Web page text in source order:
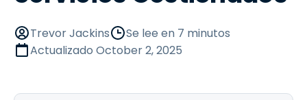
Trevor Jackins
Se lee en 7 minutos
Actualizado October 2, 2025